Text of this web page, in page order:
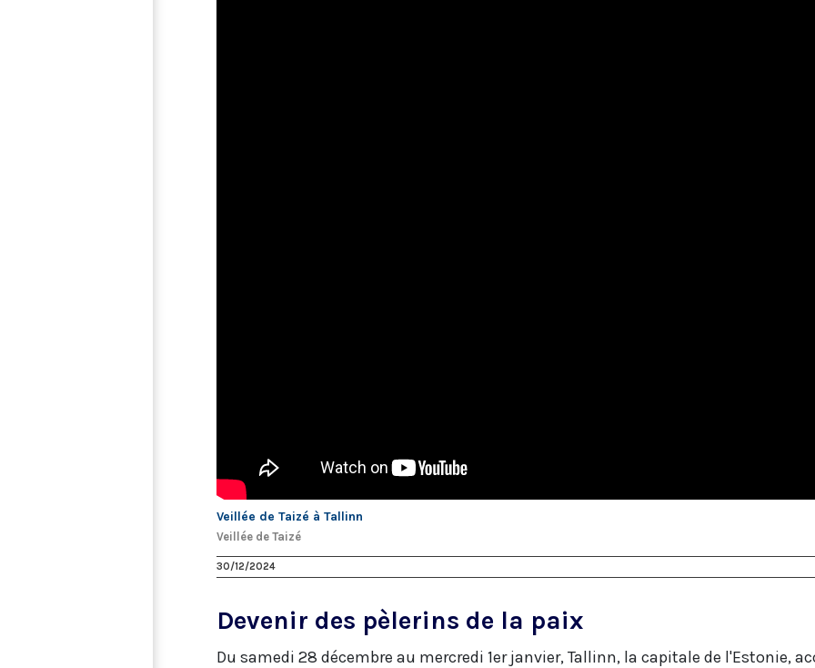
Veillée de Taizé à Tallinn
Veillée de Taizé
30/12/2024
Devenir des pèlerins de la paix
Du samedi 28 décembre au mercredi 1er janvier, Tallinn, la capitale de l'Estonie,